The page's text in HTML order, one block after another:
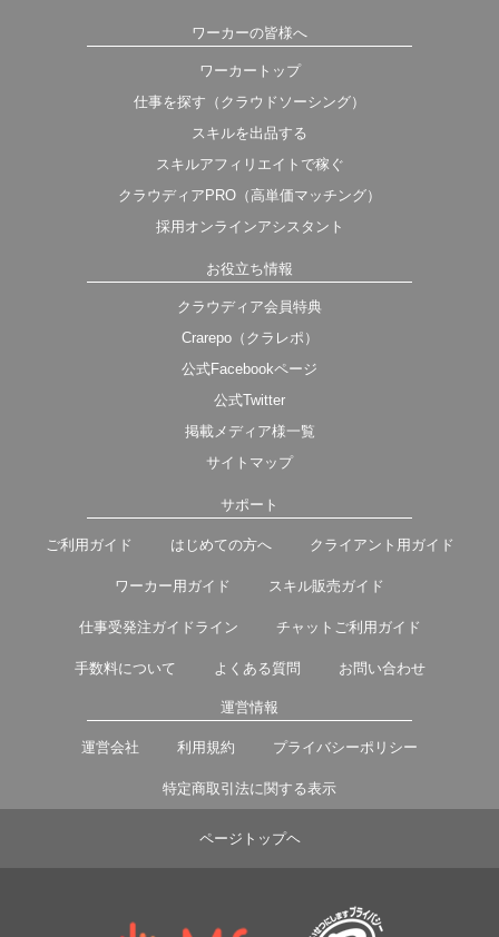
ワーカーの皆様へ
ワーカートップ
仕事を探す（クラウドソーシング）
スキルを出品する
スキルアフィリエイトで稼ぐ
クラウディアPRO（高単価マッチング）
採用オンラインアシスタント
お役立ち情報
クラウディア会員特典
Crarepo（クラレポ）
公式Facebookページ
公式Twitter
掲載メディア様一覧
サイトマップ
サポート
ご利用ガイド はじめての方へ クライアント用ガイド
ワーカー用ガイド スキル販売ガイド
仕事受発注ガイドライン チャットご利用ガイド
手数料について よくある質問 お問い合わせ
運営情報
運営会社 利用規約 プライバシーポリシー
特定商取引法に関する表示
ページトップヘ